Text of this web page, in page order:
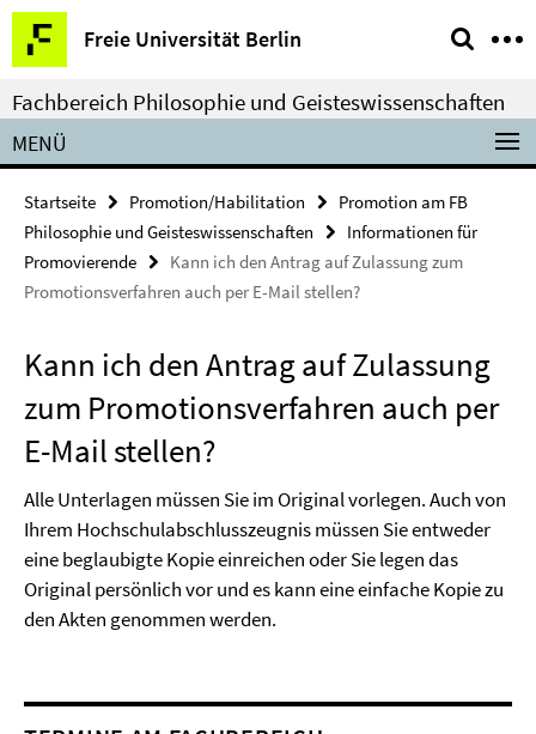
Springe
direkt
zu
Inhalt
Freie Universität Berlin
Service-
Navigation
Fachbereich Philosophie und Geisteswissenschaften
MENÜ
Startseite Promotion/Habilitation
Promotion am FB
Philosophie und Geisteswissenschaften
Informationen für
Promovierende
Kann ich den Antrag auf Zulassung zum
Promotionsverfahren auch per E-Mail stellen?
Kann ich den Antrag auf Zulassung
zum Promotionsverfahren auch per
E-Mail stellen?
Alle Unterlagen müssen Sie im Original vorlegen. Auch von
Ihrem Hochschulabschlusszeugnis müssen Sie entweder
eine beglaubigte Kopie einreichen oder Sie legen das
Original persönlich vor und es kann eine einfache Kopie zu
den Akten genommen werden.